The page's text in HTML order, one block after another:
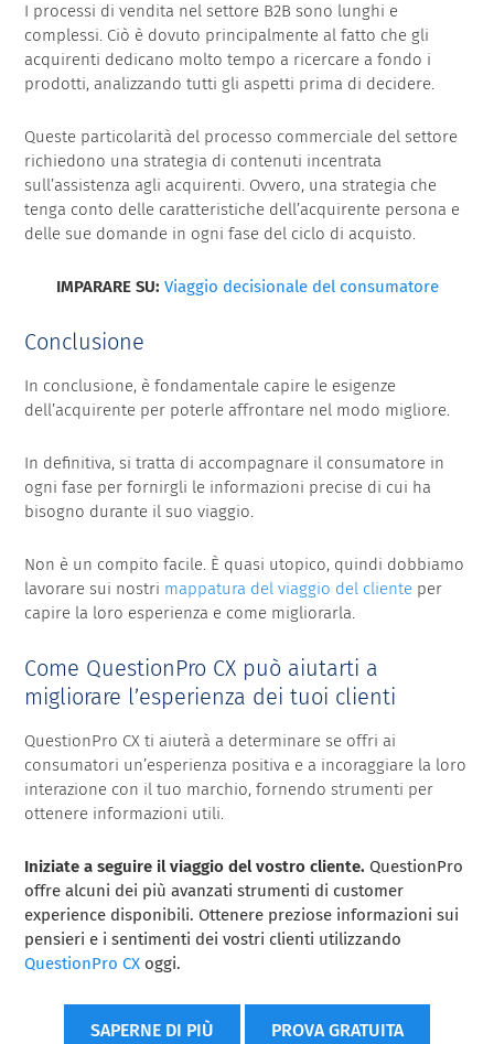
I processi di vendita nel settore B2B sono lunghi e
complessi. Ciò è dovuto principalmente al fatto che gli
acquirenti dedicano molto tempo a ricercare a fondo i
prodotti, analizzando tutti gli aspetti prima di decidere.
Queste particolarità del processo commerciale del settore
richiedono una strategia di contenuti incentrata
sull’assistenza agli acquirenti. Ovvero, una strategia che
tenga conto delle caratteristiche dell’acquirente persona e
delle sue domande in ogni fase del ciclo di acquisto.
IMPARARE SU: Viaggio decisionale del consumatore
Conclusione
In conclusione, è fondamentale capire le esigenze
dell’acquirente per poterle affrontare nel modo migliore.
In definitiva, si tratta di accompagnare il consumatore in
ogni fase per fornirgli le informazioni precise di cui ha
bisogno durante il suo viaggio.
Non è un compito facile. È quasi utopico, quindi dobbiamo
lavorare sui nostri mappatura del viaggio del cliente per
capire la loro esperienza e come migliorarla.
Come QuestionPro CX può aiutarti a
migliorare l’esperienza dei tuoi clienti
QuestionPro CX ti aiuterà a determinare se offri ai
consumatori un’esperienza positiva e a incoraggiare la loro
interazione con il tuo marchio, fornendo strumenti per
ottenere informazioni utili.
Iniziate a seguire il viaggio del vostro cliente.QuestionPro
offre alcuni dei più avanzati strumenti di customer
experience disponibili. Ottenere preziose informazioni sui
pensieri e i sentimenti dei vostri clienti utilizzando
QuestionPro CX oggi.
SAPERNE DI PIÙ PROVA GRATUITA